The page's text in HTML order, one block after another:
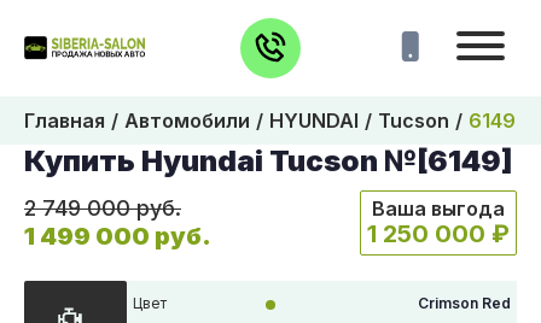
Главная Автомобили HYUNDAI Tucson 6149
Купить Hyundai Tucson №[6149]
2 749 000 руб.
1 499 000 руб.
Ваша выгода
1 250 000 ₽
Цвет Crimson Red